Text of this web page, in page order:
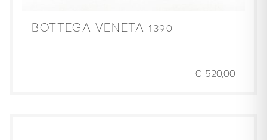
BOTTEGA VENETA 1390
€ 520,00